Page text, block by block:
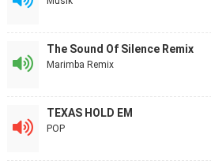
The Sound Of Silence Remix
Marimba Remix
TEXAS HOLD EM
POP